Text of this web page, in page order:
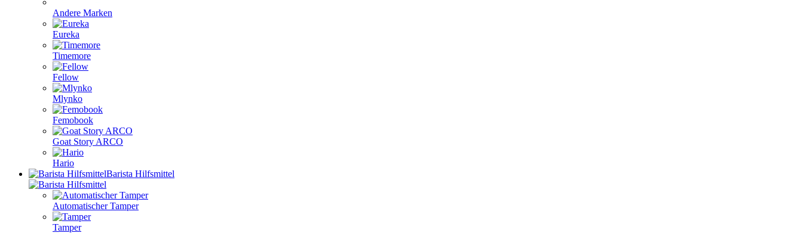
Andere Marken
Eureka
Timemore
Fellow
Mlynko
Femobook
Goat Story ARCO
Hario
Barista Hilfsmittel
Automatischer Tamper
Tamper